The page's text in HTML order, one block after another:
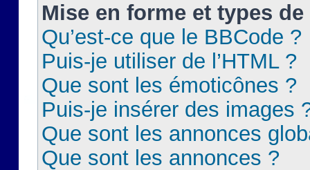
Mise en forme et types
Qu’est-ce que le BBCode ?
Puis-je utiliser de l’HTML ?
Que sont les émoticônes ?
Puis-je insérer des images
Que sont les annonces
Que sont les annonces ?